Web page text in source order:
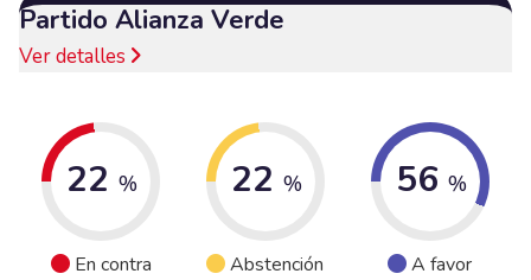
Partido Alianza Verde
Ver detalles
22 %
En contra
22 %
Abstención
56 %
A favor